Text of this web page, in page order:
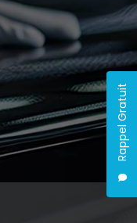
Rappel Gratuit
automobile
automobile